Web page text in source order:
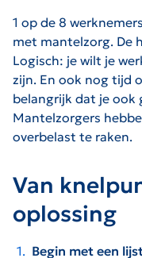
1 op de 8
met mantelzorg. De
Logisch: je wilt je
zijn. En ook nog tijd
belangrijk dat je ook
Mantelzorgers
overbelast te raken.
Van
oplossing
Begin met een